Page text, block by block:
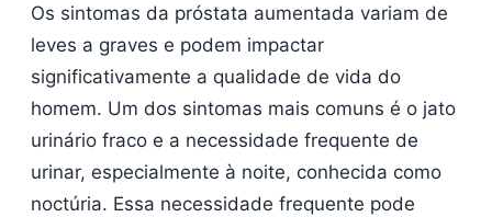
Os sintomas da próstata aumentada variam de
leves a graves e podem impactar
significativamente a qualidade de vida do
homem. Um dos sintomas mais comuns é o jato
urinário fraco e a necessidade frequente de
urinar, especialmente à noite, conhecida como
noctúria. Essa necessidade frequente pode